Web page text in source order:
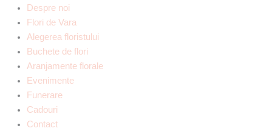
Despre noi
Flori de Vara
Alegerea floristului
Buchete de flori
Aranjamente florale
Evenimente
Funerare
Cadouri
Contact